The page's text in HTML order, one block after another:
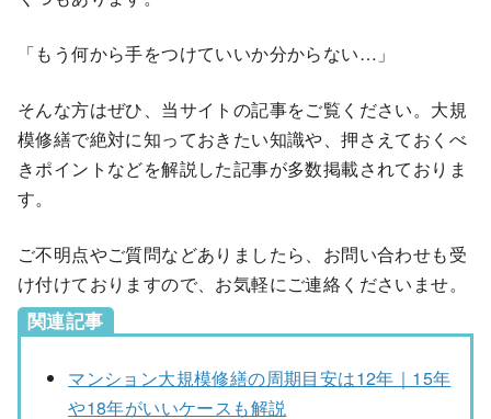
「もう何から手をつけていいか分からない…」
そんな方はぜひ、当サイトの記事をご覧ください。大規
模修繕で絶対に知っておきたい知識や、押さえておくべ
きポイントなどを解説した記事が多数掲載されておりま
す。
ご不明点やご質問などありましたら、お問い合わせも受
け付けておりますので、お気軽にご連絡くださいませ。
関連記事
マンション大規模修繕の周期目安は12年｜15年
や18年がいいケースも解説